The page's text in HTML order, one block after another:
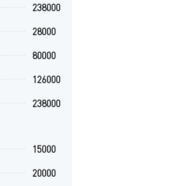
238000
28000
80000
126000
238000
15000
20000